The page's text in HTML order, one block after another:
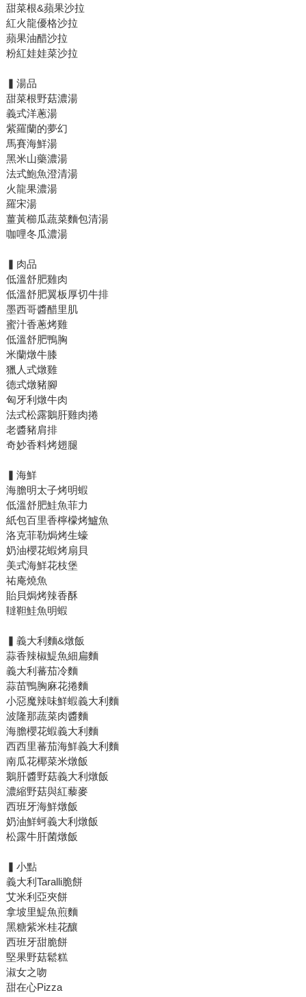
甜菜根&蘋果沙拉
紅火龍優格沙拉
蘋果油醋沙拉
粉紅娃娃菜沙拉
▍湯品
甜菜根野菇濃湯
義式洋蔥湯
紫羅蘭的夢幻
馬賽海鮮湯
黑米山藥濃湯
法式鮑魚澄清湯
火龍果濃湯
羅宋湯
薑黃櫛瓜蔬菜麵包清湯
咖哩冬瓜濃湯
▍肉品
低溫舒肥雞肉
低溫舒肥翼板厚切牛排
墨西哥醬醋里肌
蜜汁香蔥烤雞
低溫舒肥鴨胸
米蘭燉牛膝
獵人式燉雞
德式燉豬腳
匈牙利燉牛肉
法式松露鵝肝雞肉捲
老醬豬肩排
奇妙香料烤翅腿
▍海鮮
海膽明太子烤明蝦
低溫舒肥鮭魚菲力
紙包百里香檸檬烤鱸魚
洛克菲勒焗烤生蠔
奶油櫻花蝦烤扇貝
美式海鮮花枝堡
祐庵燒魚
貽貝焗烤辣香酥
韃靼鮭魚明蝦
▍義大利麵&燉飯
蒜香辣椒鯷魚細扁麵
義大利蕃茄冷麵
蒜苗鴨胸麻花捲麵
小惡魔辣味鮮蝦義大利麵
波隆那蔬菜肉醬麵
海膽櫻花蝦義大利麵
西西里蕃茄海鮮義大利麵
南瓜花椰菜米燉飯
鵝肝醬野菇義大利燉飯
濃縮野菇與紅藜麥
西班牙海鮮燉飯
奶油鮮蚵義大利燉飯
松露牛肝菌燉飯
▍小點
義大利Taralli脆餅
艾米利亞夾餅
拿坡里鯷魚煎麵
黑糖紫米桂花釀
西班牙甜脆餅
堅果野菇鬆糕
淑女之吻
甜在心Pizza